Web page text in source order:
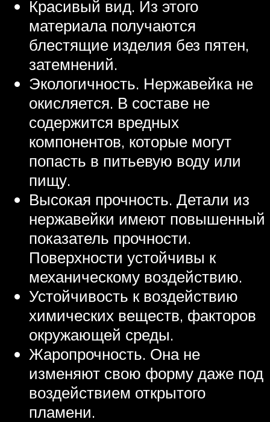
Красивый вид. Из этого
материала получаются
блестящие изделия без пятен,
затемнений.
Экологичность. Нержавейка не
окисляется. В составе не
содержится вредных
компонентов, которые могут
попасть в питьевую воду или
пищу.
Высокая прочность. Детали из
нержавейки имеют повышенный
показатель прочности.
Поверхности устойчивы к
механическому воздействию.
Устойчивость к воздействию
химических веществ, факторов
окружающей среды.
Жаропрочность. Она не
изменяют свою форму даже под
воздействием открытого
пламени.